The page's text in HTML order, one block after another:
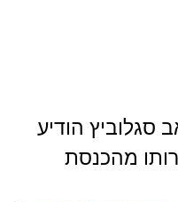
סגלוביץ הודיע
מהכנסת